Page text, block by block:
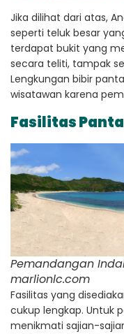
Jika dilihat dari atas,
seperti teluk besar
terdapat bukit yang
secara teliti, tampak
Lengkungan bibir
wisatawan karena
Fasilitas
Pemandangan
marlionlc.com
Fasilitas yang
cukup lengkap. Untuk
menikmati sajian-